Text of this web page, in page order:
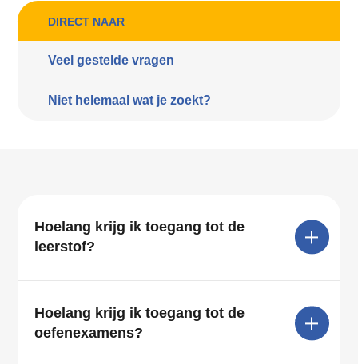
DIRECT NAAR
Veel gestelde vragen
Niet helemaal wat je zoekt?
Hoelang krijg ik toegang tot de
leerstof?
Hoelang krijg ik toegang tot de
oefenexamens?